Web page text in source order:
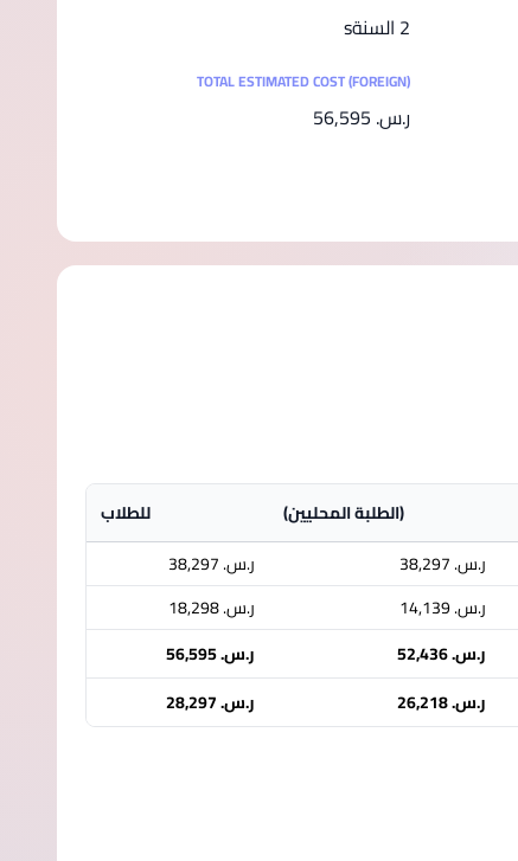
2 السنةs
TOTAL ESTIMATED COST (FOREIGN)
ر.س.‏ 56,595
(الطلبة المحليين)
للطلاب
ر.س.‏ 38,297
ر.س.‏ 38,297
ر.س.‏ 14,139 ر.س.‏ 18,298
ر.س.‏ 52,436 ر.س.‏ 56,595
ر.س.‏ 26,218 ر.س.‏ 28,297